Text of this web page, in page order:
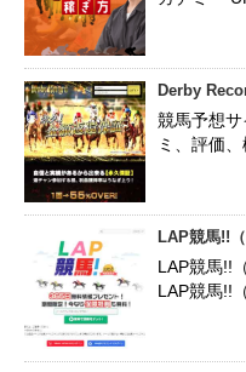
Derby
競馬予想
ミ、評価、
LAP競馬!!
LAP競馬!!
LAP競馬!!